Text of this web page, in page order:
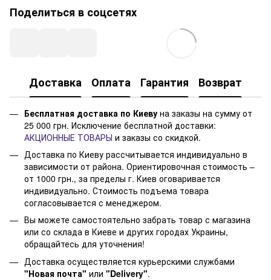
Поделиться в соцсетях
Доставка Оплата Гарантия Возврат
Бесплатная доставка по Киеву на заказы на сумму от
25 000 грн. Исключение бесплатной доставки:
АКЦИОННЫЕ ТОВАРЫ и заказы со скидкой.
Доставка по Киеву рассчитывается индивидуально в
зависимости от района. Ориентировочная стоимость –
от 1000 грн., за пределы г. Киев оговаривается
индивидуально. Стоимость подъема товара
согласовывается с менеджером.
Вы можете самостоятельно забрать товар с магазина
или со склада в Киеве и других городах Украины,
обращайтесь для уточнения!
Доставка осуществляется курьерскими службами
"Новая почта" или "Delivery".